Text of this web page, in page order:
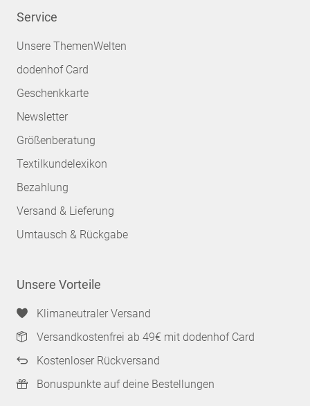
Service
Unsere ThemenWelten
dodenhof Card
Geschenkkarte
Newsletter
Größenberatung
Textilkundelexikon
Bezahlung
Versand & Lieferung
Umtausch & Rückgabe
Unsere Vorteile
Klimaneutraler Versand
Versandkostenfrei ab 49€ mit dodenhof Card
Kostenloser Rückversand
Bonuspunkte auf deine Bestellungen